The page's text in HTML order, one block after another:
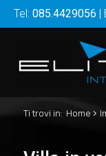
Tel: 085.4429056 |
Ti trovi in: Home ›